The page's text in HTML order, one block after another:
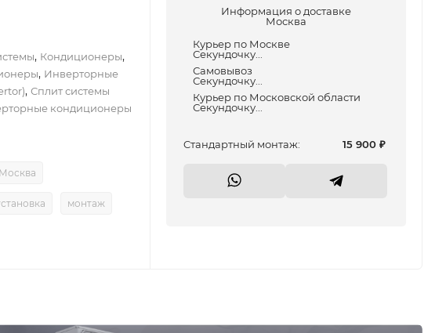
, Кондиционеры,
, Инверторные
, Сплит системы
кондиционеры
Москва
монтаж
Информация о доставке
Москва
Курьер по Москве
Секундочку...
Самовывоз
Секундочку...
Курьер по Московской области
Секундочку...
Cтандартный монтаж: 15 900 ₽